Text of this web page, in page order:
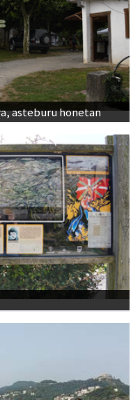
asteburu honetan